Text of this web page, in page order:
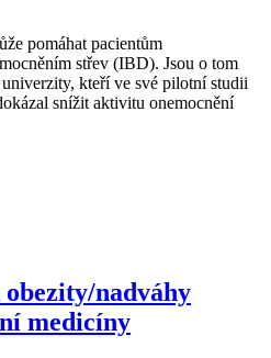
pomáhat pacientům
střev (IBD). Jsou o tom
kteří ve své pilotní studii
snížit aktivitu onemocnění
nadváhy
medicíny